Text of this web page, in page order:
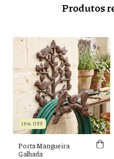
Produtos
15% OFF
Porta Mangueira
Galhada